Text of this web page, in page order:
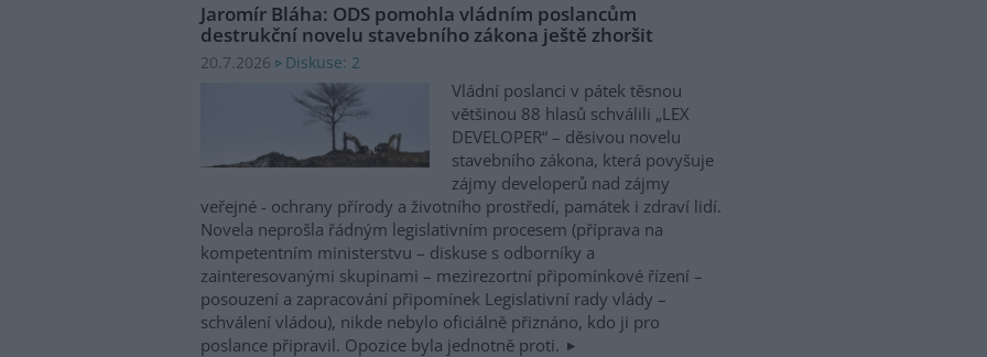
Jaromír Bláha: ODS pomohla vládním poslancům
destrukční novelu stavebního zákona ještě zhoršit
20.7.2026 Diskuse: 2
Vládní poslanci v pátek těsnou
většinou 88 hlasů schválili „LEX
DEVELOPER“ – děsivou novelu
stavebního zákona, která povyšuje
zájmy developerů nad zájmy
veřejné - ochrany přírody a životního prostředí, památek i zdraví lidí.
Novela neprošla řádným legislativním procesem (příprava na
kompetentním ministerstvu – diskuse s odborníky a
zainteresovanými skupinami – mezirezortní připomínkové řízení –
posouzení a zapracování připomínek Legislativní rady vlády –
schválení vládou), nikde nebylo oficiálně přiznáno, kdo ji pro
poslance připravil. Opozice byla jednotně proti.